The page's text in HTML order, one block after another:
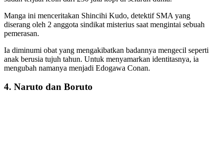
Manga ini menceritakan Shincihi Kudo, detektif SMA yang
diserang oleh 2 anggota sindikat misterius saat mengintai sebuah
pemerasan.
Ia diminumi obat yang mengakibatkan badannya mengecil seperti
anak berusia tujuh tahun. Untuk menyamarkan identitasnya, ia
mengubah namanya menjadi Edogawa Conan.
4. Naruto dan Boruto